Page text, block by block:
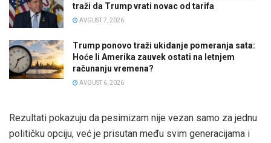
traži da Trump vrati novac od tarifa
AVGUST 7, 2026
Trump ponovo traži ukidanje pomeranja sata:
Hoće li Amerika zauvek ostati na letnjem
računanju vremena?
AVGUST 6, 2026
Rezultati pokazuju da pesimizam nije vezan samo za jednu
političku opciju, već je prisutan među svim generacijama i